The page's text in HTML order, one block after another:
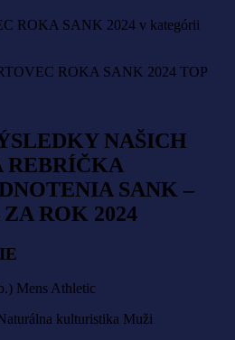
ROKA SANK 2024 v kategórii
ROKA SANK 2024 TOP
NAŠICH
REBRÍČKA
SANK –
ROK 2024
Mens Athletic
kulturistika Muži